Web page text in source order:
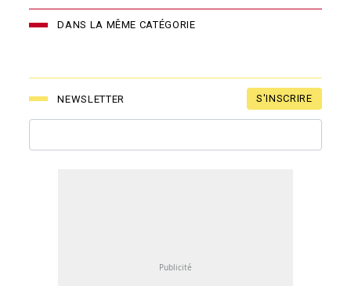
DANS LA MÊME CATÉGORIE
NEWSLETTER S'INSCRIRE